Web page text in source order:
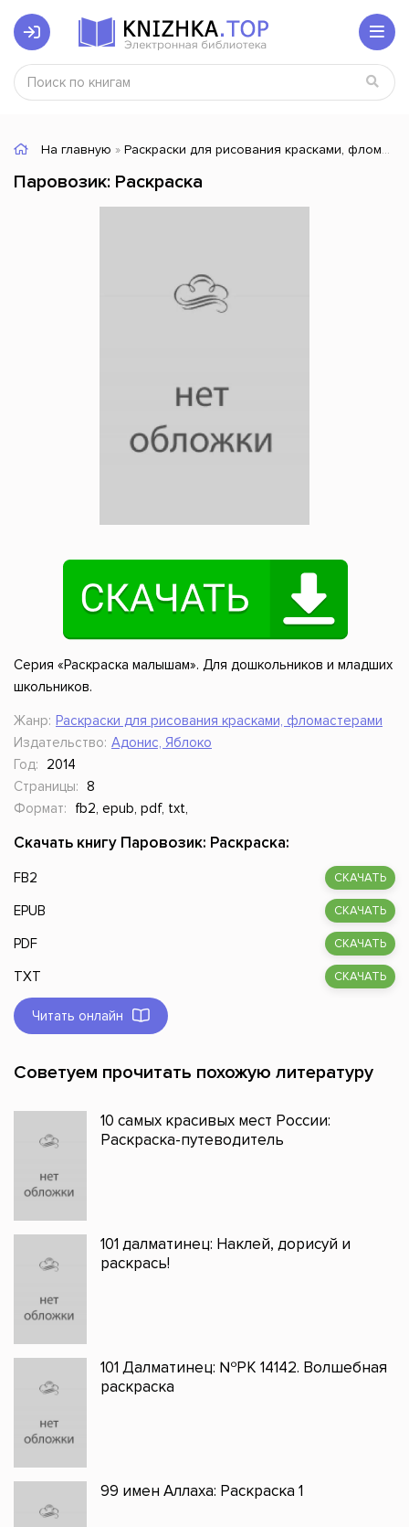
На главную » Раскраски для рисования красками, фломастерами
Паровозик: Раскраска
Серия «Раскраска малышам». Для дошкольников и младших
школьников.
Жанр: Раскраски для рисования красками, фломастерами
Издательство: Адонис, Яблоко
Год:
2014
Страницы: 8
Формат:
fb2, epub, pdf, txt,
Скачать книгу Паровозик: Раскраска:
FB2 СКАЧАТЬ
EPUB СКАЧАТЬ
PDF СКАЧАТЬ
TXT СКАЧАТЬ
Читать онлайн
Советуем прочитать похожую литературу
10 самых красивых мест России:
Раскраска-путеводитель
101 далматинец: Наклей, дорисуй и
раскрась!
101 Далматинец: №РК 14142. Волшебная
раскраска
99 имен Аллаха: Раскраска 1